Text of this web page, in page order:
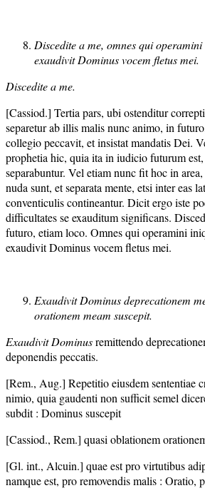
Discedite a me, omnes qui
exaudivit Dominus vocem fletus mei.
Discedite a me.
[Cassiod.] Tertia pars, ubi ostenditur
separetur ab illis malis nunc animo, in
collegio peccavit, et insistat mandatis Dei.
prophetia hic, quia ita in iudicio futurum
separabuntur. Vel etiam nunc fit hoc in
nuda sunt, et separata mente, etsi inter eas
conventiculis contineantur. Dicit ergo iste
difficultates se exauditum significans.
futuro, etiam loco. Omnes qui operamini
exaudivit Dominus vocem fletus mei.
Exaudivit Dominus deprecationem
orationem meam suscepit.
Exaudivit Dominusremittendo
deponendis peccatis.
[Rem., Aug.] Repetitio eiusdem sententiae
nimio, quia gaudenti non sufficit semel
subdit : Dominus suscepit
[Cassiod., Rem.] quasi oblationem
[Gl. int., Alcuin.] quae est pro virtutibus
namque est, pro removendis malis : Oratio,